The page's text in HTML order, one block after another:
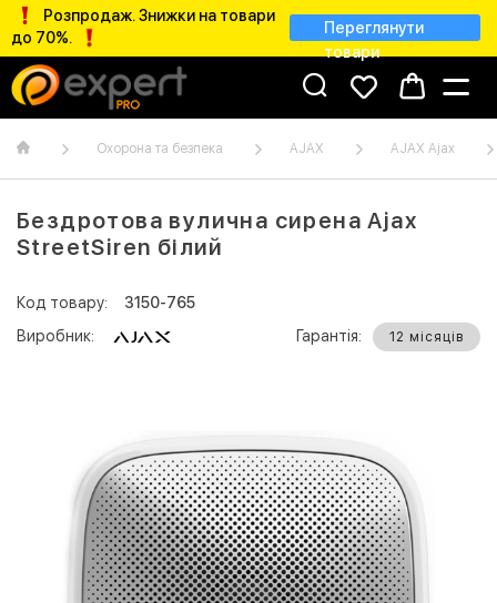
Розпродаж. Знижки на товари
до 70%.
Переглянути
товари
Охорона та безпека AJAX AJAX Ajax
Бездротова вулична сирена Ajax
StreetSiren білий
Код товару:
3150-765
Виробник:
Гарантія: 12 місяців